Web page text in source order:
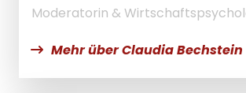
Moderatorin &
Mehr über Claudia Bechstein